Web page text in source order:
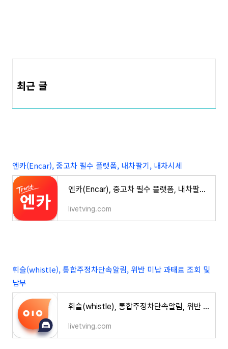
최근 글
엔카(Encar), 중고차 필수 플랫폼, 내차팔기, 내차시세
엔카(Encar), 중고차 필수 플랫폼, 내차팔기, 내차시세
livetving.com
휘슬(whistle), 통합주정차단속알림, 위반 미납 과태료 조회 및
납부
휘슬(whistle), 통합주정차단속알림, 위반 미납 과태료 조회 및 납부
livetving.com